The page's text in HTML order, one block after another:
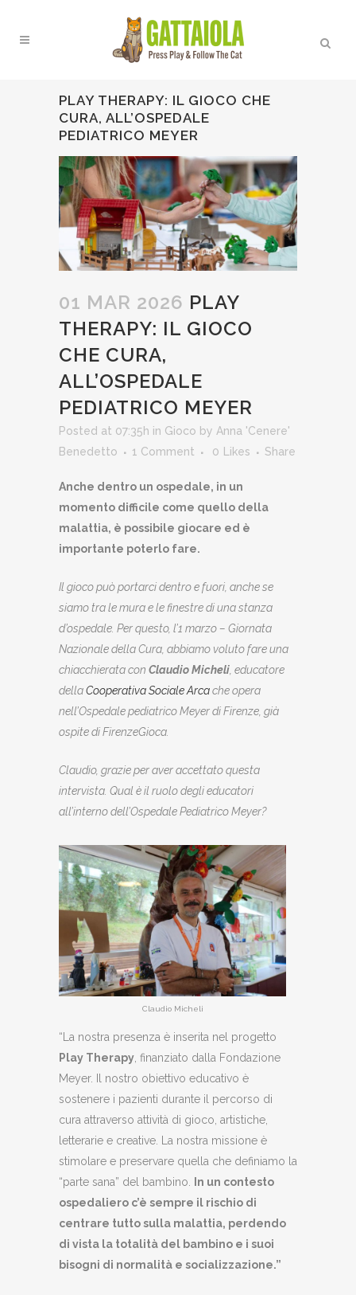
PLAY THERAPY: IL GIOCO CHE
CURA, ALL’OSPEDALE
PEDIATRICO MEYER
01 MAR 2026 PLAY
THERAPY: IL GIOCO
CHE CURA,
ALL’OSPEDALE
PEDIATRICO MEYER
Posted at 07:35h in Gioco by Anna 'Cenere'
Benedetto
1 Comment 0 Likes Share
Anche dentro un ospedale, in un
momento difficile come quello della
malattia, è possibile giocare ed è
importante poterlo fare.
Il gioco può portarci dentro e fuori, anche se
siamo tra le mura e le finestre di una stanza
d’ospedale. Per questo, l’1 marzo – Giornata
Nazionale della Cura, abbiamo voluto fare una
chiacchierata con Claudio Micheli , educatore
dellaCooperativa Sociale Arcache opera
nell’Ospedale pediatrico Meyer di Firenze, già
ospite di FirenzeGioca.
Claudio, grazie per aver accettato questa
intervista. Qual è il ruolo degli educatori
all’interno dell’Ospedale Pediatrico Meyer?
Claudio Micheli
“La nostra presenza è inserita nel progetto
Play Therapy , finanziato dalla Fondazione
Meyer. Il nostro obiettivo educativo è
sostenere i pazienti durante il percorso di
cura attraverso attività di gioco, artistiche,
letterarie e creative. La nostra missione è
stimolare e preservare quella che definiamo la
“parte sana” del bambino.
In un contesto
ospedaliero c’è sempre il rischio di
centrare tutto sulla malattia, perdendo
di vista la totalità del bambino e i suoi
bisogni di normalità e socializzazione.”